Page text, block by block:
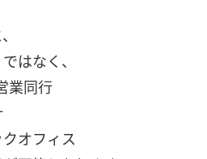
はなく、
業同行
オフィス